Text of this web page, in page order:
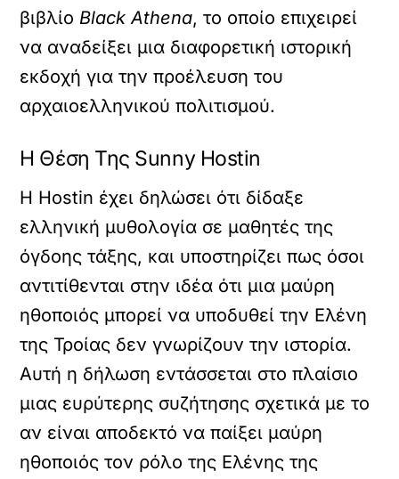
βιβλίο Black Athena, το οποίο επιχειρεί
να αναδείξει μια διαφορετική ιστορική
εκδοχή για την προέλευση του
αρχαιοελληνικού πολιτισμού.
Η Θέση Της Sunny Hostin
Η Hostin έχει δηλώσει ότι δίδαξε
ελληνική μυθολογία σε μαθητές της
όγδοης τάξης, και υποστηρίζει πως όσοι
αντιτίθενται στην ιδέα ότι μια μαύρη
ηθοποιός μπορεί να υποδυθεί την Ελένη
της Τροίας δεν γνωρίζουν την ιστορία.
Αυτή η δήλωση εντάσσεται στο πλαίσιο
μιας ευρύτερης συζήτησης σχετικά με το
αν είναι αποδεκτό να παίξει μαύρη
ηθοποιός τον ρόλο της Ελένης της